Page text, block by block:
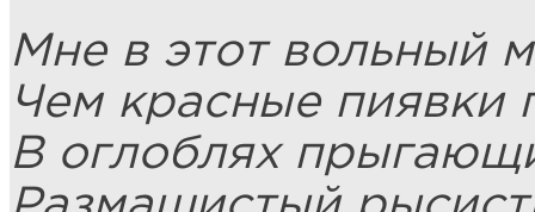
Мне в этот вольный
Чем красные пиявки
В оглоблях